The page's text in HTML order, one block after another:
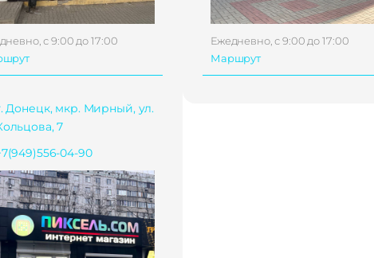
с 9:00 до 17:00
Донецк, мкр. Мирный, ул.
7
04-90
Ежедневно, с 9:00 до 17:00
Маршрут